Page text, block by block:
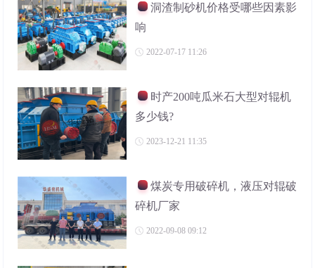
洞渣制砂机价格受哪些因素影
响
2022-07-17 11:26
时产200吨瓜米石大型对辊机
多少钱?
2023-12-21 11:35
煤炭专用破碎机，液压对辊破
碎机厂家
2022-09-08 09:12